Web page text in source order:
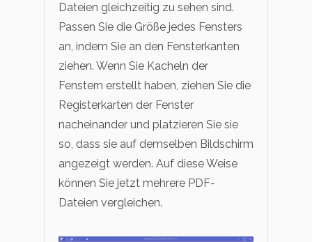
Dateien gleichzeitig zu sehen sind.
Passen Sie die Größe jedes Fensters
an, indem Sie an den Fensterkanten
ziehen. Wenn Sie Kacheln der
Fenstern erstellt haben, ziehen Sie die
Registerkarten der Fenster
nacheinander und platzieren Sie sie
so, dass sie auf demselben Bildschirm
angezeigt werden. Auf diese Weise
können Sie jetzt mehrere PDF-
Dateien vergleichen.